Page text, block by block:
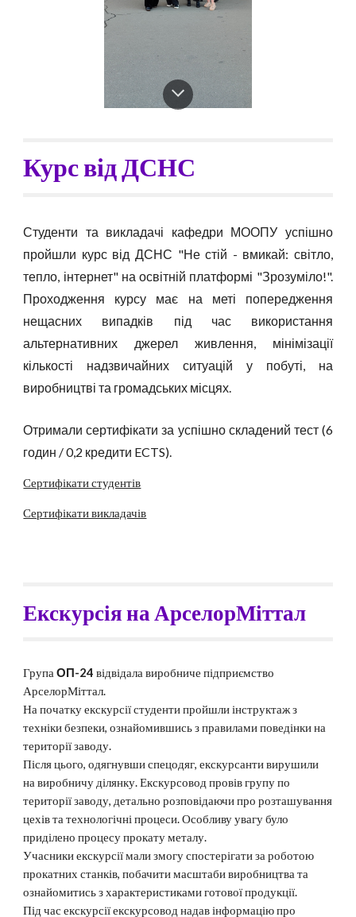
Курс від ДСНС
Студенти та викладачі кафедри МООПУ успішно
пройшли курс від ДСНС "Не стій - вмикай: світло,
тепло, інтернет" на освітній платформі "Зрозуміло!".
Проходження курсу має на меті попередження
нещасних випадків під час використання
альтернативних джерел живлення, мінімізації
кількості надзвичайних ситуацій у побуті, на
виробництві та громадських місцях.
Отримали сертифікати за успішно складений тест (6
годин / 0,2 кредити ECTS).
Сертифікати студентів
Сертифікати викладачів
Екскурсія на АрселорМіттал
ГрупаОП-24 відвідала виробниче підприємство
АрселорМіттал.
На початку екскурсії студенти пройшли інструктаж з
техніки безпеки, ознайомившись з правилами поведінки на
території заводу.
Після цього, одягнувши спецодяг, екскурсанти вирушили
на виробничу ділянку. Екскурсовод провів групу по
території заводу, детально розповідаючи про розташування
цехів та технологічні процеси. Особливу увагу було
приділено процесу прокату металу.
Учасники екскурсії мали змогу спостерігати за роботою
прокатних станків, побачити масштаби виробництва та
ознайомитись з характеристиками готової продукції.
Під час екскурсії екскурсовод надав інформацію про